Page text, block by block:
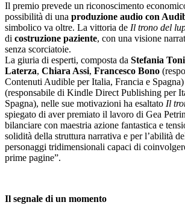
Il premio prevede un riconoscimento
possibilità di una produzione audio con
simbolico va oltre. La vittoria de Il trono del
di costruzione paziente, con una visione
senza scorciatoie.
La giuria di esperti, composta da Stefania
Laterza, Chiara Assi, Francesco Bono
Contenuti Audible per Italia, Francia e Spagna)
(responsabile di Kindle Direct Publishing per
Spagna), nelle sue motivazioni ha esaltato Il
spiegato di aver premiato il lavoro di Gea
bilanciare con maestria azione fantastica e
solidità della struttura narrativa e per l’abilità
personaggi tridimensionali capaci di
prime pagine”.
Il segnale di un momento